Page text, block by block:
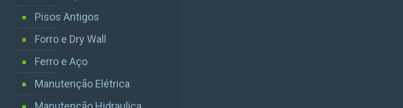
Pisos Antigos
Forro e Dry Wall
Ferro e Aço
Manutenção Elétrica